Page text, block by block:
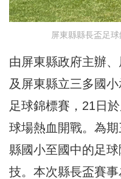
屏東縣縣長盃足
由屏東縣政府主辦
及屏東縣立三多國
足球錦標賽，21日
球場熱血開戰。為
縣國小至國中的足
技。本次縣長盃賽